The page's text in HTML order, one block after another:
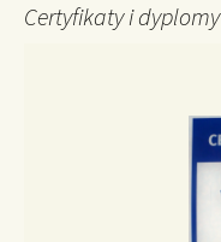
Certyfikaty i dyplomy